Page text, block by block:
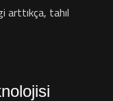
arttıkça, tahıl